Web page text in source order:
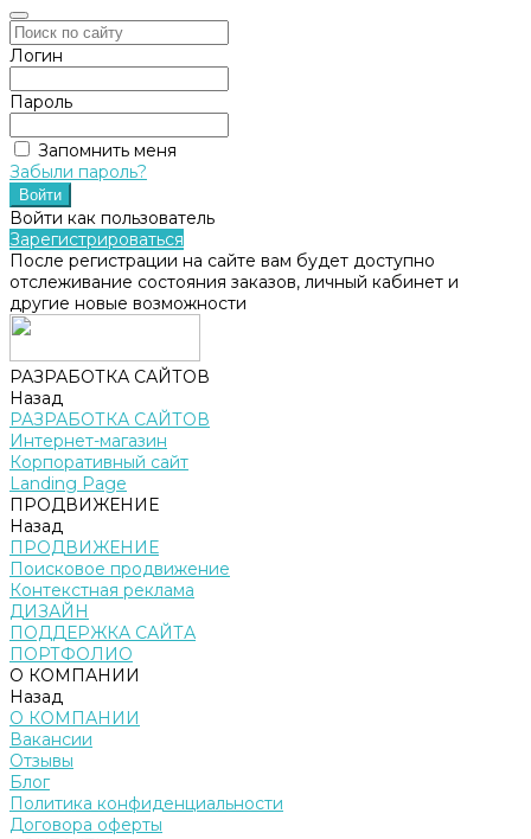
Логин
Пароль
Запомнить меня
Забыли пароль?
Войти как пользователь
Зарегистрироваться
После регистрации на сайте вам будет доступно
отслеживание состояния заказов, личный кабинет и
другие новые возможности
РАЗРАБОТКА САЙТОВ
Назад
РАЗРАБОТКА САЙТОВ
Интернет-магазин
Корпоративный сайт
Landing Page
ПРОДВИЖЕНИЕ
Назад
ПРОДВИЖЕНИЕ
Поисковое продвижение
Контекстная реклама
ДИЗАЙН
ПОДДЕРЖКА САЙТА
ПОРТФОЛИО
О КОМПАНИИ
Назад
О КОМПАНИИ
Вакансии
Отзывы
Блог
Политика конфиденциальности
Договора оферты